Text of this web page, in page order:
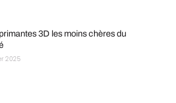
3D les moins chères du
2025